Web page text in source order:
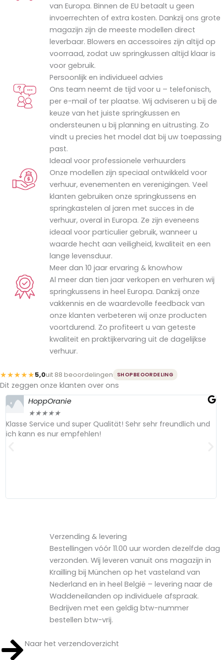
van Europa. Binnen de EU betaalt u geen
invoerrechten of extra kosten. Dankzij ons grote
magazijn zijn de meeste modellen direct
leverbaar. Blowers en accessoires zijn altijd op
voorraad, zodat uw springkussen altijd klaar is
voor gebruik.
Persoonlijk en individueel advies
Ons team neemt de tijd voor u – telefonisch,
per e-mail of ter plaatse. Wij adviseren u bij de
keuze van het juiste springkussen en
ondersteunen u bij planning en uitrusting. Zo
vindt u precies het model dat bij uw toepassing
past.
Ideaal voor professionele verhuurders
Onze modellen zijn speciaal ontwikkeld voor
verhuur, evenementen en verenigingen. Veel
klanten gebruiken onze springkussens en
springkastelen al jaren met succes in de
verhuur, overal in Europa. Ze zijn eveneens
ideaal voor particulier gebruik, wanneer u
waarde hecht aan veiligheid, kwaliteit en een
lange levensduur.
Meer dan 10 jaar ervaring & knowhow
Al meer dan tien jaar verkopen en verhuren wij
springkussens in heel Europa. Dankzij onze
vakkennis en de waardevolle feedback van
onze klanten verbeteren wij onze producten
voortdurend. Zo profiteert u van geteste
kwaliteit en praktijkervaring uit de dagelijkse
verhuur.
★★★★★5,0uit 88 beoordelingen SHOPBEOORDELING
Dit zeggen onze klanten over ons
HoppOranie
★★★★★
Klasse Service und super Qualität! Sehr sehr freundlich und
ich kann es nur empfehlen!
Verzending & levering
Bestellingen vóór 11.00 uur worden dezelfde dag
verzonden. Wij leveren vanuit ons magazijn in
Krailling bij München op het vasteland van
Nederland en in heel België – levering naar de
Waddeneilanden op individuele afspraak.
Bedrijven met een geldig btw-nummer
bestellen btw-vrij.
Naar het verzendoverzicht